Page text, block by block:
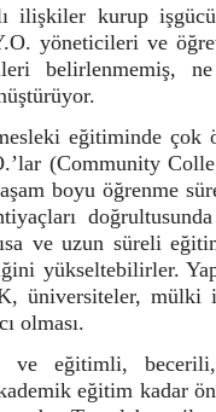
ilişkiler kurup
yöneticileri ve
belirlenmemiş, ne
eğitiminde
(Community
boyu öğrenme
ve uzun süreli
yükseltebilirler.
üniversiteler, mülki
olması.
ve eğitimli,
eğitim kadar